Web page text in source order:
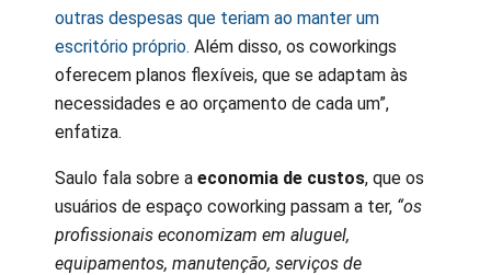
outras despesas que teriam ao manter um
escritório próprio. Além disso, os coworkings
oferecem planos flexíveis, que se adaptam às
necessidades e ao orçamento de cada um”,
enfatiza.
Saulo fala sobre a economia de custos, que os
usuários de espaço coworking passam a ter, “os
profissionais economizam em aluguel,
equipamentos, manutenção, serviços de